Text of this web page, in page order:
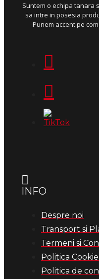
Suntem o echipa tanara
sa intre in posesia
Punem accent pe
INFO
Despre noi
Transport si
Termeni si
Politica
Politica de